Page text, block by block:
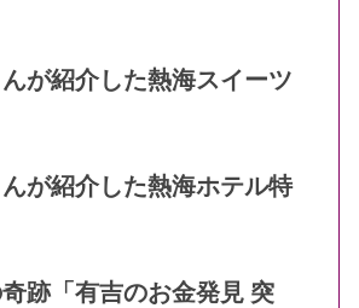
が紹介した熱海スイーツ
が紹介した熱海ホテル特
奇跡「有吉のお金発見 突